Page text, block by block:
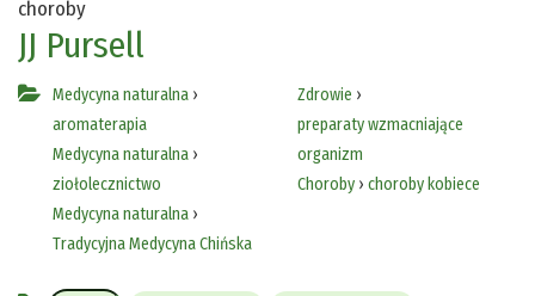
choroby
JJ Pursell
Medycyna naturalna ›
aromaterapia
Medycyna naturalna ›
ziołolecznictwo
Medycyna naturalna ›
Tradycyjna Medycyna Chińska
Zdrowie ›
preparaty wzmacniające
organizm
Choroby› choroby kobiece